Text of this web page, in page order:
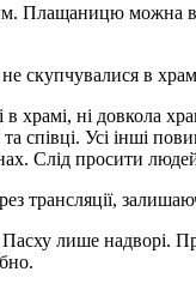
Плащаницю
в
ні довкола
Усі інші
Слід просити
трансляції,
лише надворі.